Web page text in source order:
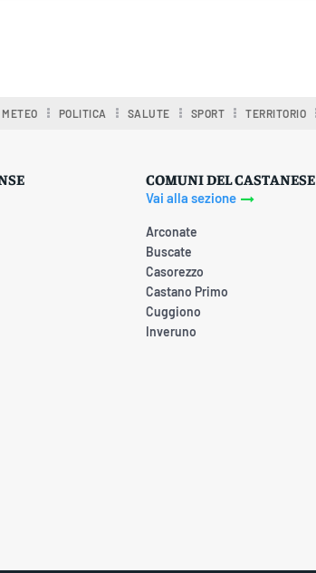
METEO POLITICA SALUTE SPORT TERRITORIO
COMUNI DEL CASTANESE
Vai alla sezione
Arconate
Buscate
Casorezzo
Castano Primo
Cuggiono
Inveruno